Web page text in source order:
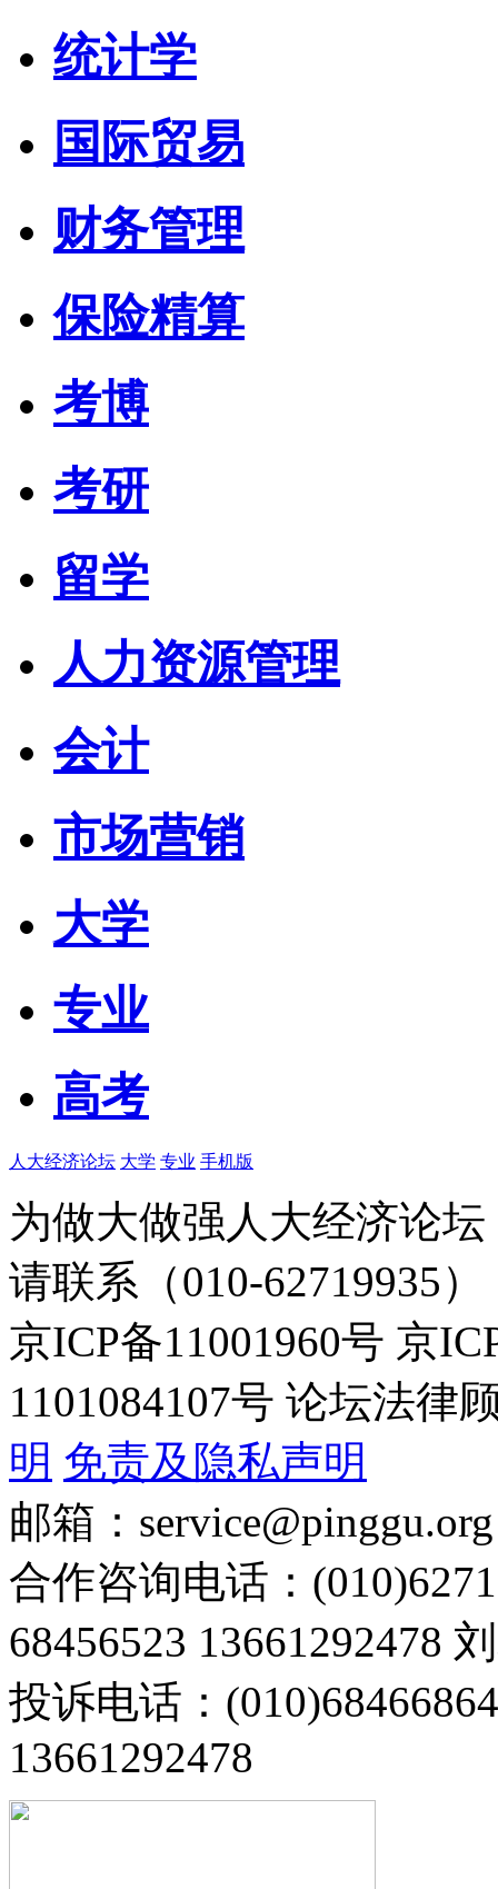
统计学
国际贸易
财务管理
保险精算
考博
考研
留学
人力资源管理
会计
市场营销
大学
专业
高考
人大经济论坛 大学 专业 手机版
为做大做强人大经济论
请联系（010-62719935）
京ICP备11001960号 京
1101084107号 论坛法律
明 免责及隐私声明
邮箱：service@pinggu.org
合作咨询电话：
68456523 13661292478
投诉电话：
13661292478